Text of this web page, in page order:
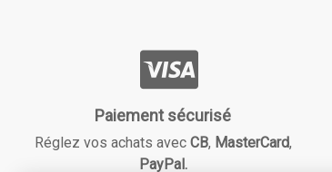
Paiement sécurisé
Réglez vos achats avec CB, MasterCard,
PayPal.